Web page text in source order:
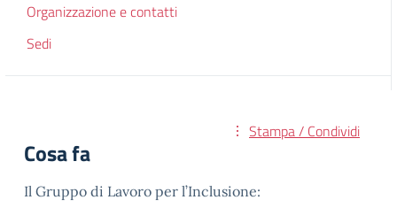
Organizzazione e contatti
Sedi
Stampa / Condividi
Cosa fa
Il Gruppo di Lavoro per l’Inclusione: